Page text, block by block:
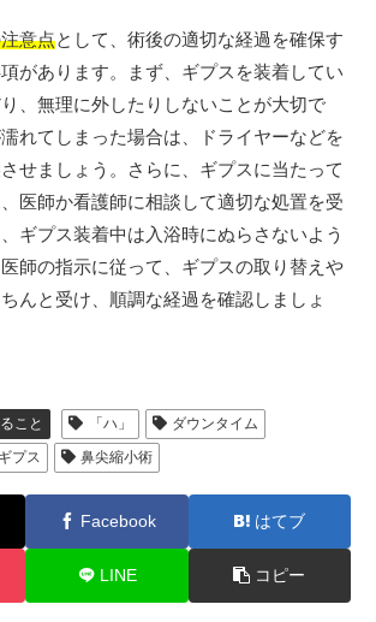
意点として、術後の適切な経過を確保す
があります。まず、ギプスを装着してい
、無理に外したりしないことが大切で
れてしまった場合は、ドライヤーなどを
せましょう。さらに、ギプスに当たって
医師か看護師に相談して適切な処置を受
ギプス装着中は入浴時にぬらさないよう
師の指示に従って、ギプスの取り替えや
んと受け、順調な経過を確認しましょ
こと 「ハ」
ダウンタイム
プス 鼻尖縮小術
Facebook はてブ
LINE コピー